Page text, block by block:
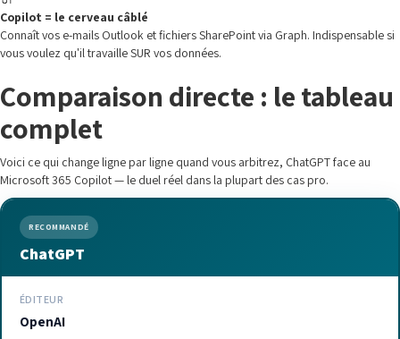
Copilot = le cerveau câblé
Connaît vos e-mails Outlook et fichiers SharePoint via Graph. Indispensable si
vous voulez qu'il travaille SUR vos données.
Comparaison directe : le tableau
complet
Voici ce qui change ligne par ligne quand vous arbitrez, ChatGPT face au
Microsoft 365 Copilot — le duel réel dans la plupart des cas pro.
RECOMMANDÉ
ChatGPT
ÉDITEUR
OpenAI